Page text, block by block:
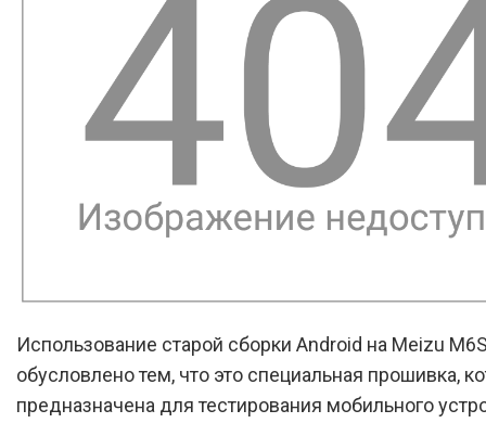
Использование старой сборки Android на Meizu
обусловлено тем, что это специальная прошивка,
предназначена для тестирования мобильного